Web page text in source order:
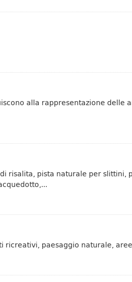
alla rappresentazione delle
risalita, pista naturale per slittini,
ricreativi, paesaggio naturale,